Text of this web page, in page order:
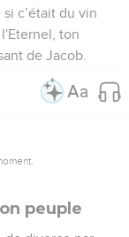
c’était du vin
ton
de Jacob.
peuple